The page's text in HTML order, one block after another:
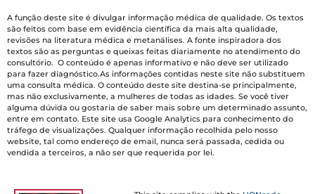
A função deste site é divulgar informação médica de qualidade. Os textos
são feitos com base em evidência científica da mais alta qualidade,
revisões na literatura médica e metanálises. A fonte inspiradora dos
textos são as perguntas e queixas feitas diariamente no atendimento do
consultório. O conteúdo é apenas informativo e não deve ser utilizado
para fazer diagnóstico.As informações contidas neste site não substituem
uma consulta médica. O conteúdo deste site destina-se principalmente,
mas não exclusivamente, a mulheres de todas as idades. Se você tiver
alguma dúvida ou gostaria de saber mais sobre um determinado assunto,
entre em contato. Este site usa Google Analytics para conhecimento do
tráfego de visualizações. Qualquer informação recolhida pelo nosso
website, tal como endereço de email, nunca será passada, cedida ou
vendida a terceiros, a não ser que requerida por lei.